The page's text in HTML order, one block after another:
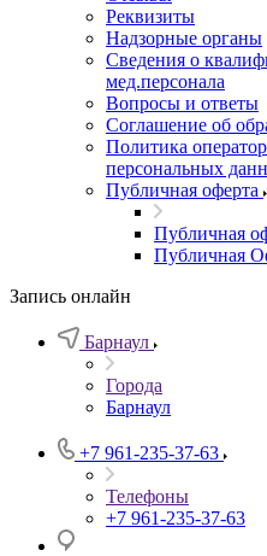
Реквизиты
Надзорные органы
Сведения о
мед.персонала
Вопросы и ответы
Соглашение об
Политика
персональных
Публичная оферта
Публичная
Публичная
Запись онлайн
Барнаул
Города
Барнаул
+7 961-235-37-63
Телефоны
+7 961-235-37-63